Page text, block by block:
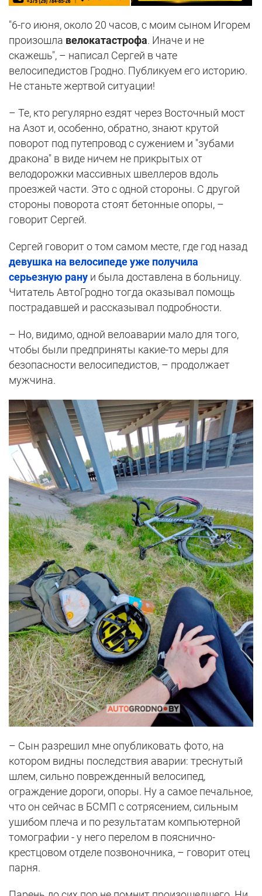
"6-го июня, около 20 часов, с моим сыном Игорем
произошла велокатастрофа. Иначе и не
скажешь", – написал Сергей в чате
велосипедистов Гродно. Публикуем его историю.
Не станьте жертвой ситуации!
– Те, кто регулярно ездят через Восточный мост
на Азот и, особенно, обратно, знают крутой
поворот под путепровод с сужением и "зубами
дракона" в виде ничем не прикрытых от
велодорожки массивных швеллеров вдоль
проезжей части. Это с одной стороны. С другой
стороны поворота стоят бетонные опоры, –
говорит Сергей.
Сергей говорит о том самом месте, где год назад
девушка на велосипеде уже получила
серьезную рану и была доставлена в больницу.
Читатель АвтоГродно тогда оказывал помощь
пострадавшей и рассказывал подробности.
– Но, видимо, одной велоаварии мало для того,
чтобы были предприняты какие-то меры для
безопасности велосипедистов, – продолжает
мужчина.
– Сын разрешил мне опубликовать фото, на
котором видны последствия аварии: треснутый
шлем, сильно поврежденный велосипед,
ограждение дороги, опоры. Ну а самое печальное,
что он сейчас в БСМП с сотрясением, сильным
ушибом плеча и по результатам компьютерной
томографии - у него перелом в пояснично-
крестцовом отделе позвоночника, – говорит отец
парня.